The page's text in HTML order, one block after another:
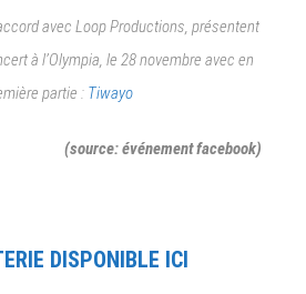
avec Loop Productions, présentent
à l’Olympia, le 28 novembre avec en
partie : Tiwayo
(source: événement facebook)
DISPONIBLE ICI